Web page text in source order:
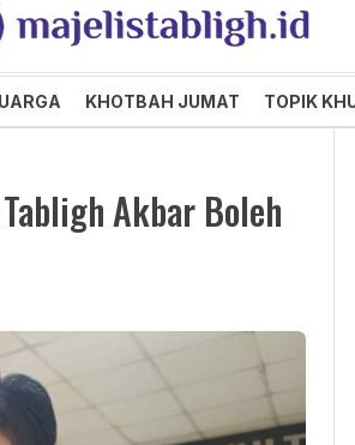
KHOTBAH JUMAT TOPIK
Akbar Boleh